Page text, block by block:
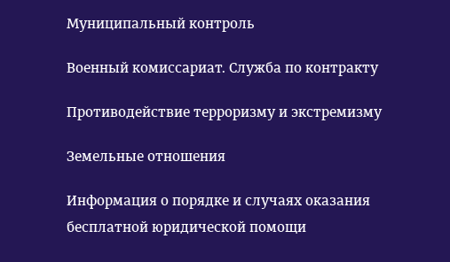
Муниципальный контроль
Военный комиссариат. Служба по контракту
Противодействие терроризму и экстремизму
Земельные отношения
Информация о порядке и случаях оказания
бесплатной юридической помощи